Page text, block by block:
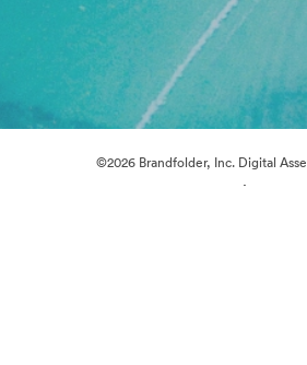
©2026 Brandfolder, Inc. Digital
·